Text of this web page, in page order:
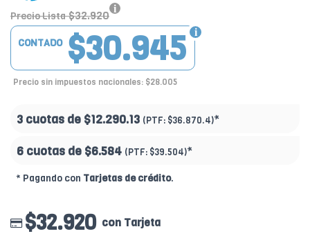
Precio Lista $32.920
$30.945
CONTADO
Precio sin impuestos nacionales: $28.005
3 cuotas de $12.290.13 (PTF: $36.870.4)*
6 cuotas de $6.584 (PTF: $39.504)*
* Pagando con Tarjetas de crédito.
$32.920 con Tarjeta